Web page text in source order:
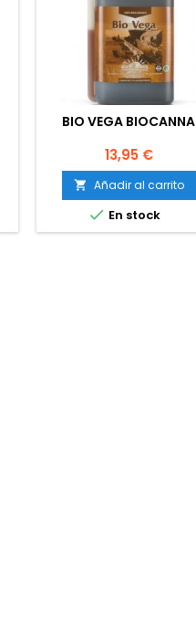
BIO VEGA BIOCANNA
Precio
13,95 €
 Añadir al carrito
 En stock